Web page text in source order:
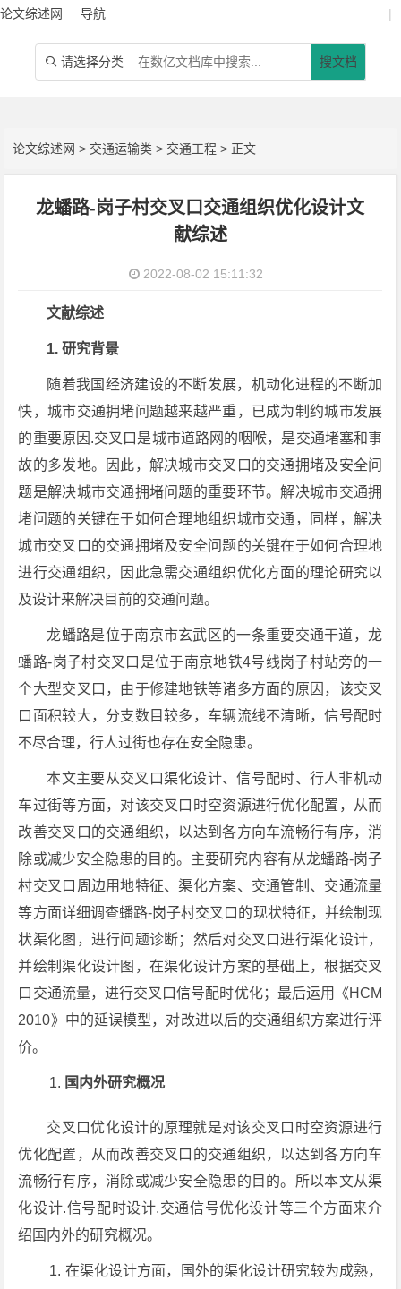
论文综述网 导航 |
 请选择分类 搜文档
论文综述网 > 交通运输类 > 交通工程 > 正文
龙蟠路-岗子村交叉口交通组织优化设计文
献综述
2022-08-02 15:11:32
文献综述
1. 研究背景
随着我国经济建设的不断发展，机动化进程的不断加
快，城市交通拥堵问题越来越严重，已成为制约城市发展
的重要原因.交叉口是城市道路网的咽喉，是交通堵塞和事
故的多发地。因此，解决城市交叉口的交通拥堵及安全问
题是解决城市交通拥堵问题的重要环节。解决城市交通拥
堵问题的关键在于如何合理地组织城市交通，同样，解决
城市交叉口的交通拥堵及安全问题的关键在于如何合理地
进行交通组织，因此急需交通组织优化方面的理论研究以
及设计来解决目前的交通问题。
龙蟠路是位于南京市玄武区的一条重要交通干道，龙
蟠路-岗子村交叉口是位于南京地铁4号线岗子村站旁的一
个大型交叉口，由于修建地铁等诸多方面的原因，该交叉
口面积较大，分支数目较多，车辆流线不清晰，信号配时
不尽合理，行人过街也存在安全隐患。
本文主要从交叉口渠化设计、信号配时、行人非机动
车过街等方面，对该交叉口时空资源进行优化配置，从而
改善交叉口的交通组织，以达到各方向车流畅行有序，消
除或减少安全隐患的目的。主要研究内容有从龙蟠路-岗子
村交叉口周边用地特征、渠化方案、交通管制、交通流量
等方面详细调查蟠路-岗子村交叉口的现状特征，并绘制现
状渠化图，进行问题诊断；然后对交叉口进行渠化设计，
并绘制渠化设计图，在渠化设计方案的基础上，根据交叉
口交通流量，进行交叉口信号配时优化；最后运用《HCM
2010》中的延误模型，对改进以后的交通组织方案进行评
价。
国内外研究概况
交叉口优化设计的原理就是对该交叉口时空资源进行
优化配置，从而改善交叉口的交通组织，以达到各方向车
流畅行有序，消除或减少安全隐患的目的。所以本文从渠
化设计.信号配时设计.交通信号优化设计等三个方面来介
绍国内外的研究概况。
在渠化设计方面，国外的渠化设计研究较为成熟，